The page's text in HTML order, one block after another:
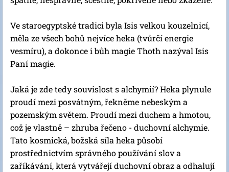
Ve staroegyptské tradici byla Isis velkou kouzelnicí,
měla ze všech bohů nejvíce heka (tvůrčí energie
vesmíru), a dokonce i bůh magie Thoth nazýval Isis
Paní magie.
Jaká je zde tedy souvislost s alchymií? Heka plynule
proudí mezi posvátným, řekněme nebeským a
pozemským světem. Proudí mezi duchem a hmotou,
což je vlastně – zhruba řečeno - duchovní alchymie.
Tato kosmická, božská síla heka působí
prostřednictvím správného používání slov a
zaříkávání, která vytvářejí duchovní obraz a odhalují